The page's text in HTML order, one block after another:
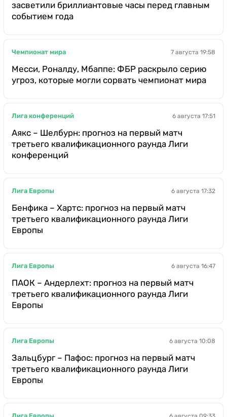
засветили бриллиантовые часы перед главным
событием года
Чемпионат мира 7 августа 19:58
Месси, Роналду, Мбаппе: ФБР раскрыло серию
угроз, которые могли сорвать чемпионат мира
Лига конференций 6 августа 17:51
Аякс – Шелбурн: прогноз на первый матч
третьего квалификационного раунда Лиги
конференций
Лига Европы 6 августа 17:32
Бенфика – Хартс: прогноз на первый матч
третьего квалификационного раунда Лиги
Европы
Лига Европы 6 августа 16:47
ПАОК – Андерлехт: прогноз на первый матч
третьего квалификационного раунда Лиги
Европы
Лига Европы 6 августа 10:08
Зальцбург – Пафос: прогноз на первый матч
третьего квалификационного раунда Лиги
Европы